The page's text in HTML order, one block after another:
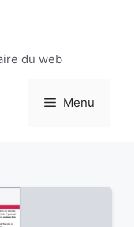
du web
Menu